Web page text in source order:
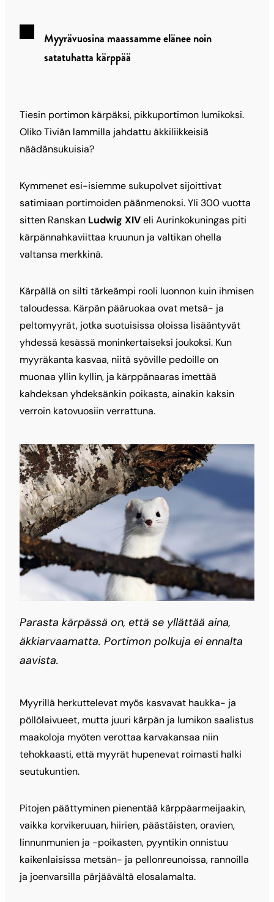
Myyrävuosina maassamme elänee noin
satatuhatta kärppää
Tiesin portimon kärpäksi, pikkuportimon lumikoksi.
Oliko Tiviän lammilla jahdattu äkkiliikkeisiä
näädänsukuisia?
Kymmenet esi-isiemme sukupolvet sijoittivat
satimiaan portimoiden päänmenoksi. Yli 300 vuotta
sitten Ranskan Ludwig XIVeli Aurinkokuningas piti
kärpännahkaviittaa kruunun ja valtikan ohella
valtansa merkkinä.
Kärpällä on silti tärkeämpi rooli luonnon kuin ihmisen
taloudessa. Kärpän pääruokaa ovat metsä- ja
peltomyyrät, jotka suotuisissa oloissa lisääntyvät
yhdessä kesässä moninkertaiseksi joukoksi. Kun
myyräkanta kasvaa, niitä syöville pedoille on
muonaa yllin kyllin, ja kärppänaaras imettää
kahdeksan yhdeksänkin poikasta, ainakin kaksin
verroin katovuosiin verrattuna.
Parasta kärpässä on, että se yllättää aina,
äkkiarvaamatta. Portimon polkuja ei ennalta
aavista.
Myyrillä herkuttelevat myös kasvavat haukka- ja
pöllölaivueet, mutta juuri kärpän ja lumikon saalistus
maakoloja myöten verottaa karvakansaa niin
tehokkaasti, että myyrät hupenevat roimasti halki
seutukuntien.
Pitojen päättyminen pienentää kärppäarmeijaakin,
vaikka korvikeruuan, hiirien, päästäisten, oravien,
linnunmunien ja -poikasten, pyyntikin onnistuu
kaikenlaisissa metsän- ja pellonreunoissa, rannoilla
ja joenvarsilla pärjäävältä elosalamalta.